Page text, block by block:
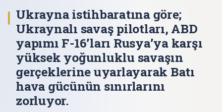
Ukrayna istihbaratına göre;
Ukraynalı savaş pilotları, ABD
yapımı F-16’ları Rusya’ya karşı
yüksek yoğunluklu savaşın
gerçeklerine uyarlayarak Batı
hava gücünün sınırlarını
zorluyor.